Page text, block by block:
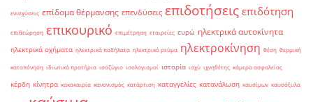
ενισχύσεις επίδομα θέρμανσης επενδύσεις επιδοτήσεις επιδότηση
επιθεώρηση επικουρικό επιμέτρηση εταιρείες ευρώ ηλεκτρικά αυτοκίνητα
ηλεκτρικά οχήματα ηλεκτρικά ποδήλατα ηλεκτρικό ρεύμα ηλεκτροκίνηση θέση θερμική
καταπόνηση ιδιωτικά πρατήρια ισοζύγιο ισολογισμοί ιστορία ισχύ ιχνηθέτης κάμερα ασφαλείας
κέρδη κίνητρα κακοκαιρία κανονισμός κατάρτιση καταγγελίες κατανάλωση καυσίμων καυσόξυλα